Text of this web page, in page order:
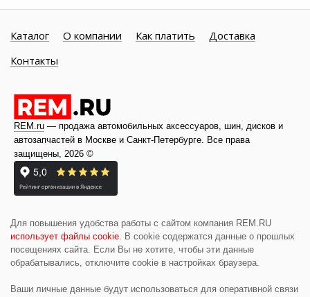
Каталог О компании Как платить
Доставка
Контакты
REM.ru — продажа автомобильных аксессуаров, шин, дисков и
автозапчастей в Москве и Санкт-Петербурге. Все права
защищены, 2026 ©
Для повышения удобства работы с сайтом компания REM.RU
использует файлы cookie. В cookie содержатся данные о прошлых
посещениях сайта. Если Вы не хотите, чтобы эти данные
обрабатывались, отключите cookie в настройках браузера.
Ваши личные данные будут использоваться для оперативной связи